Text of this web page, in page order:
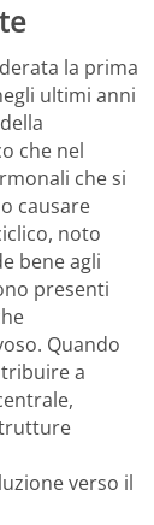
la prima
ultimi anni
che nel
che si
causare
noto
bene agli
presenti
Quando
a
verso il